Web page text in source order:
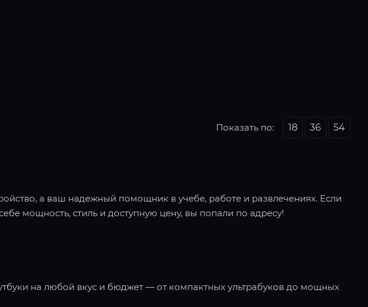
Показать по: 18 36 54
а ваш надежный помощник в учебе, работе и развлечениях. Если
мощность, стиль и доступную цену, вы попали по адресу!
на любой вкус и бюджет — от компактных ультрабуков до мощных